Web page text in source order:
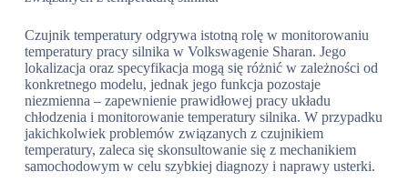
Czujnik temperatury odgrywa istotną rolę w monitorowaniu
temperatury pracy silnika w Volkswagenie Sharan. Jego
lokalizacja oraz specyfikacja mogą się różnić w zależności od
konkretnego modelu, jednak jego funkcja pozostaje
niezmienna – zapewnienie prawidłowej pracy układu
chłodzenia i monitorowanie temperatury silnika. W przypadku
jakichkolwiek problemów związanych z czujnikiem
temperatury, zaleca się skonsultowanie się z mechanikiem
samochodowym w celu szybkiej diagnozy i naprawy usterki.